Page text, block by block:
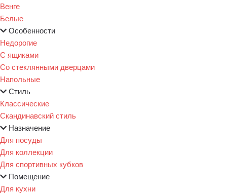
Венге
Белые
Особенности
Недорогие
С ящиками
Со стеклянными дверцами
Напольные
Стиль
Классические
Скандинавский стиль
Назначение
Для посуды
Для коллекции
Для спортивных кубков
Помещение
Для кухни